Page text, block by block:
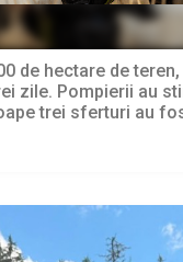
de hectare de
zile. Pompierii au
trei sferturi au